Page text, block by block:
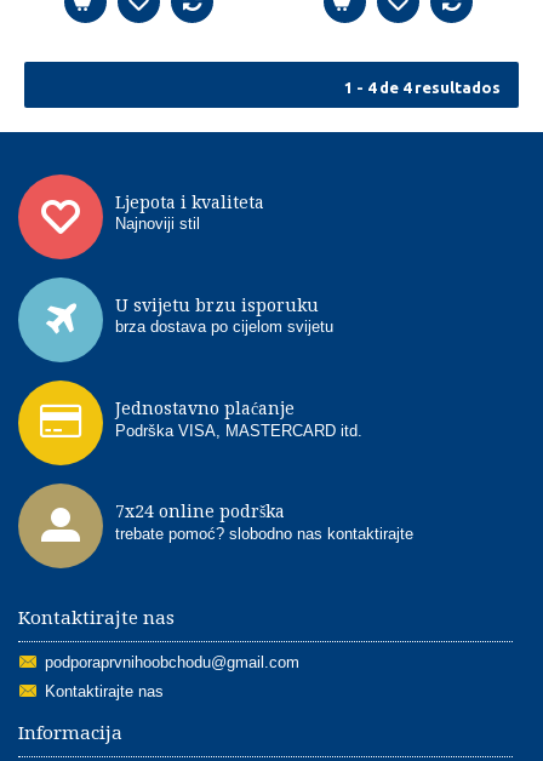
1 - 4 de 4 resultados
Ljepota i kvaliteta
Najnoviji stil
U svijetu brzu isporuku
brza dostava po cijelom svijetu
Jednostavno plaćanje
Podrška VISA, MASTERCARD itd.
7x24 online podrška
trebate pomoć? slobodno nas kontaktirajte
Kontaktirajte nas
podporaprvnihoobchodu@gmail.com
Kontaktirajte nas
Informacija